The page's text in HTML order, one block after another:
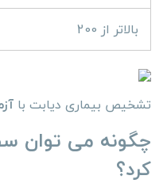
بالاتر از 200
تشخیص بیماری دیابت با
چگونه می توان
کرد؟